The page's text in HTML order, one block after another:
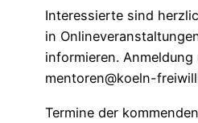
Interessierte sind
in
informieren. Anmeldung
mentoren@koeln-
Termine der kommenden